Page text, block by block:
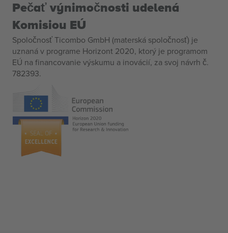
Pečať výnimočnosti udelená
Komisiou EÚ
Spoločnosť Ticombo GmbH (materská spoločnosť) je
uznaná v programe Horizont 2020, ktorý je programom
EÚ na financovanie výskumu a inovácií, za svoj návrh č.
782393.